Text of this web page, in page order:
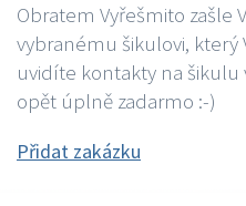
Obratem Vyřešmito zašle
vybranému šikulovi, který
uvidíte kontakty na šikulu
opět úplně zadarmo :-)
Přidat zakázku